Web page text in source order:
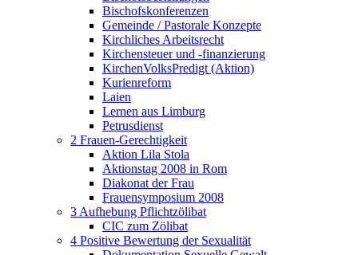
Bischofskonferenzen
Gemeinde / Pastorale Konzepte
Kirchliches Arbeitsrecht
Kirchensteuer und -finanzierung
KirchenVolksPredigt (Aktion)
Kurienreform
Laien
Lernen aus Limburg
Petrusdienst
2 Frauen-Gerechtigkeit
Aktion Lila Stola
Aktionstag 2008 in Rom
Diakonat der Frau
Frauensymposium 2008
3 Aufhebung Pflichtzölibat
CIC zum Zölibat
4 Positive Bewertung der Sexualität